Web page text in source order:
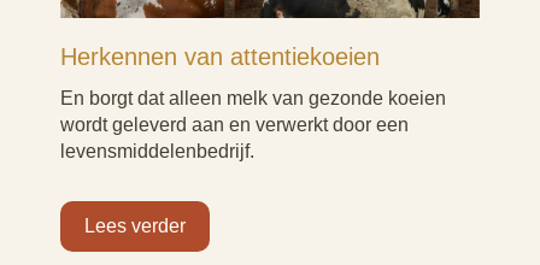
Herkennen van attentiekoeien
En borgt dat alleen melk van gezonde koeien
wordt geleverd aan en verwerkt door een
levensmiddelenbedrijf.
Lees verder